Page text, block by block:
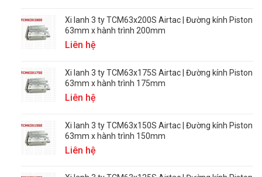
Xi lanh 3 ty TCM63x200S Airtac | Đường kính Piston
63mm x hành trình 200mm
Liên hệ
Xi lanh 3 ty TCM63x175S Airtac | Đường kính Piston
63mm x hành trình 175mm
Liên hệ
Xi lanh 3 ty TCM63x150S Airtac | Đường kính Piston
63mm x hành trình 150mm
Liên hệ